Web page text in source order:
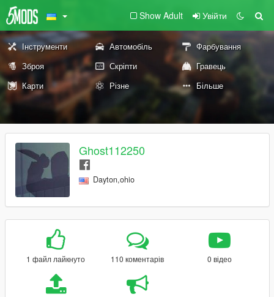
Show Adult Увійти
Інструменти Автомобіль
Фарбування
Зброя
Скріпти
Гравець
Карти
Різне Більше
Ghost112250
Dayton,ohio
1 файл лайкнуто 110 коментарів 0 відео